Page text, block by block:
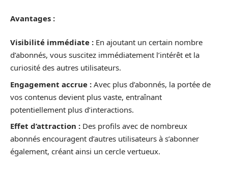
Avantages :
Visibilité immédiate : En ajoutant un certain nombre
d’abonnés, vous suscitez immédiatement l’intérêt et la
curiosité des autres utilisateurs.
Engagement accrue : Avec plus d’abonnés, la portée de
vos contenus devient plus vaste, entraînant
potentiellement plus d’interactions.
Effet d’attraction : Des profils avec de nombreux
abonnés encouragent d’autres utilisateurs à s’abonner
également, créant ainsi un cercle vertueux.